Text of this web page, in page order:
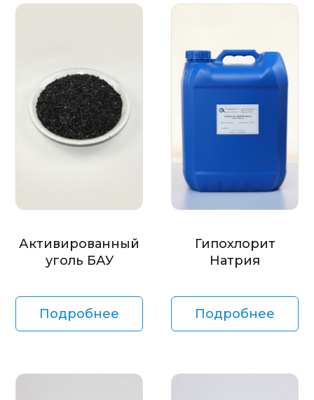
Активированный
уголь БАУ
Подробнее
Гипохлорит
Натрия
Подробнее